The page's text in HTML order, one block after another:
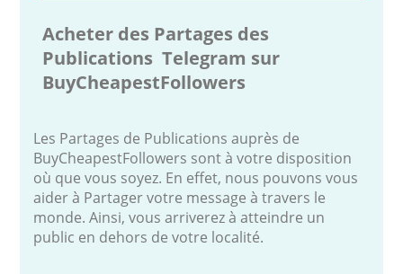
Acheter des Partages des
Publications Telegram sur
BuyCheapestFollowers
Les Partages de Publications auprès de
BuyCheapestFollowers sont à votre disposition
où que vous soyez. En effet, nous pouvons vous
aider à Partager votre message à travers le
monde. Ainsi, vous arriverez à atteindre un
public en dehors de votre localité.